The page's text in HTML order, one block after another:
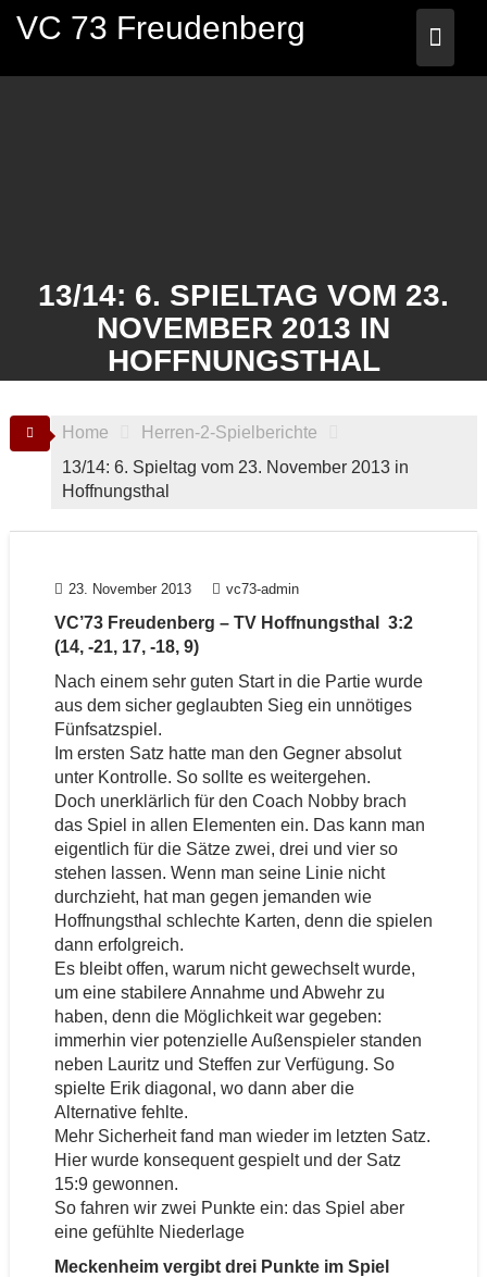
VC 73 Freudenberg
13/14: 6. SPIELTAG VOM 23.
NOVEMBER 2013 IN
HOFFNUNGSTHAL
Home
Herren-2-Spielberichte
13/14: 6. Spieltag vom 23. November 2013 in
Hoffnungsthal
23. November 2013 vc73-admin
VC’73 Freudenberg – TV Hoffnungsthal 3:2
(14, -21, 17, -18, 9)
Nach einem sehr guten Start in die Partie wurde
aus dem sicher geglaubten Sieg ein unnötiges
Fünfsatzspiel.
Im ersten Satz hatte man den Gegner absolut
unter Kontrolle. So sollte es weitergehen.
Doch unerklärlich für den Coach Nobby brach
das Spiel in allen Elementen ein. Das kann man
eigentlich für die Sätze zwei, drei und vier so
stehen lassen. Wenn man seine Linie nicht
durchzieht, hat man gegen jemanden wie
Hoffnungsthal schlechte Karten, denn die spielen
dann erfolgreich.
Es bleibt offen, warum nicht gewechselt wurde,
um eine stabilere Annahme und Abwehr zu
haben, denn die Möglichkeit war gegeben:
immerhin vier potenzielle Außenspieler standen
neben Lauritz und Steffen zur Verfügung. So
spielte Erik diagonal, wo dann aber die
Alternative fehlte.
Mehr Sicherheit fand man wieder im letzten Satz.
Hier wurde konsequent gespielt und der Satz
15:9 gewonnen.
So fahren wir zwei Punkte ein: das Spiel aber
eine gefühlte Niederlage
Meckenheim vergibt drei Punkte im Spiel